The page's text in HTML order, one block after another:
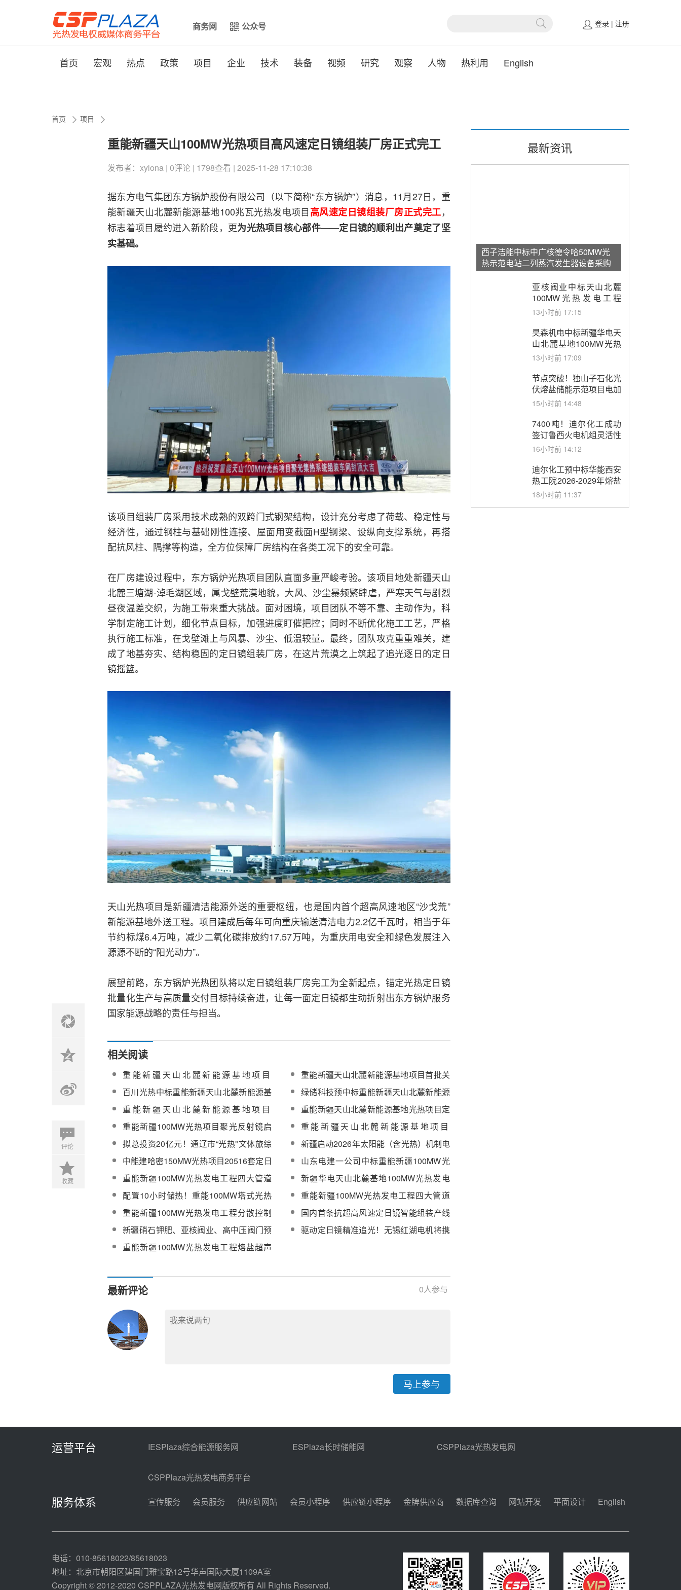
商务网 公众号 登录 | 注册
首页 宏观 热点 政策 项目 企业 技术 装备 视频 研究 观察 人物 热利用 English
首页 项目
重能新疆天山100MW光热项目高风速定日镜组装厂房正式完工
发布者：xylona | 0评论 | 1798查看 | 2025-11-28 17:10:38
据东方电气集团东方锅炉股份有限公司（以下简称“东方锅炉”）消息，11月27日，重
能新疆天山北麓新能源基地100兆瓦光热发电项目高风速定日镜组装厂房正式完工，
标志着项目履约进入新阶段，更为光热项目核心部件——定日镜的顺利出产奠定了坚
实基础。
该项目组装厂房采用技术成熟的双跨门式钢架结构，设计充分考虑了荷载、稳定性与
经济性，通过钢柱与基础刚性连接、屋面用变截面H型钢梁、设纵向支撑系统，再搭
配抗风柱、隅撑等构造，全方位保障厂房结构在各类工况下的安全可靠。
在厂房建设过程中，东方锅炉光热项目团队直面多重严峻考验。该项目地处新疆天山
北麓三塘湖-淖毛湖区域，属戈壁荒漠地貌，大风、沙尘暴频繁肆虐，严寒天气与剧烈
昼夜温差交织，为施工带来重大挑战。面对困境，项目团队不等不靠、主动作为，科
学制定施工计划，细化节点目标，加强进度盯催把控；同时不断优化施工工艺，严格
执行施工标准，在戈壁滩上与风暴、沙尘、低温较量。最终，团队攻克重重难关，建
成了地基夯实、结构稳固的定日镜组装厂房，在这片荒漠之上筑起了追光逐日的定日
镜摇篮。
天山光热项目是新疆清洁能源外送的重要枢纽，也是国内首个超高风速地区“沙戈荒”
新能源基地外送工程。项目建成后每年可向重庆输送清洁电力2.2亿千瓦时，相当于年
节约标煤6.4万吨，减少二氧化碳排放约17.57万吨，为重庆用电安全和绿色发展注入
源源不断的“阳光动力”。
展望前路，东方锅炉光热团队将以定日镜组装厂房完工为全新起点，锚定光热定日镜
批量化生产与高质量交付目标持续奋进，让每一面定日镜都生动折射出东方锅炉服务
国家能源战略的责任与担当。
评论
收藏
相关阅读
重能新疆天山北麓新能源基地项目
100MW光热发电工程吸热塔第一罐混凝
土成功浇筑
重能新疆天山北麓新能源基地项目首批关
键设备通过启动前质量监督检查
百川光热中标重能新疆天山北麓新能源基
地项目100MW光热发电工程反射镜
绿储科技预中标重能新疆天山北麓新能源
基地项目100MW光热发电工程熔盐电加
热器设备
重能新疆天山北麓新能源基地项目
100MW光热发电工程高压加热器设备中
标结果
重能新疆天山北麓新能源基地光热项目定
日镜组装车间首吊成功
重能新疆100MW光热项目聚光反射镜启
动量产，技术升级保障项目进程
重能新疆天山北麓新能源基地项目
100MW光热发电工程发电区设备安装工
程招标
拟总投资20亿元！通辽市“光热"文体旅综
合示范项目审批公示
新疆启动2026年太阳能（含光热）机制电
量竞价，总规模超67.6亿kWh
中能建哈密150MW光热项目20516套定日
镜交付任务如期完成
山东电建一公司中标重能新疆100MW光
热发电工程发电区设备安装工程
重能新疆100MW光热发电工程四大管道
+熔盐管道、分散控制系统(DCS)采购
新疆华电天山北麓基地100MW光热发电
工程光热国产汽水安全阀、止回阀等采购
中选公示
配置10小时储热！重能100MW塔式光热
项目熔盐+化盐服务+阀门+流量计集中招
标
重能新疆100MW光热发电工程四大管道
+熔盐管道中标候选人公示
重能新疆100MW光热发电工程分散控制
系统(DCS)采购中标候选人公示
国内首条抗超高风速定日镜智能组装产线
全面建成并实现量产
新疆硝石钾肥、亚核阀业、高中压阀门预
中标重能新疆天山100MW光热发电工程
驱动定日镜精准追光！无锡红湖电机将携
重能新疆100MW光热发电工程熔盐超声
最新评论 0人参与
马上参与
最新资讯
西子洁能中标中广核德令哈50MW光
热示范电站二列蒸汽发生器设备采购
亚核阀业中标天山北麓
100MW光热发电工程
EPC总承包项目熔盐截
购
13小时前 17:15
昊森机电中标新疆华电天
山北麓基地100MW光热
发电工程EPC总承包项
采购
13小时前 17:09
节点突破！独山子石化光
伏熔盐储能示范项目电加
热器厂房顺利封顶
15小时前 14:48
7400吨！迪尔化工成功
签订鲁西火电机组灵活性
改造项目三元液态盐采购
16小时前 14:12
迪尔化工预中标华能西安
热工院2026-2029年熔盐
介质框架协议
18小时前 11:37
运营平台 IESPlaza综合能源服务网 ESPlaza长时储能网 CSPPlaza光热发电网
CSPPlaza光热发电商务平台
服务体系 宣传服务 会员服务 供应链网站 会员小程序 供应链小程序 金牌供应商 数据库查询 网站开发 平面设计 English
电话：010-85618022/85618023
地址：北京市朝阳区建国门雅宝路12号华声国际大厦1109A室
Copyright © 2012-2020 CSPPLAZA光热发电网版权所有 All Rights Reserved.